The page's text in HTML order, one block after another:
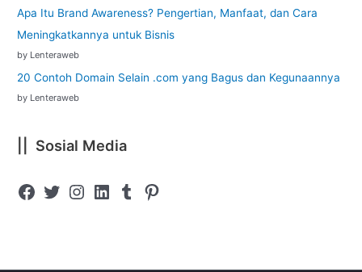
Apa Itu Brand Awareness? Pengertian, Manfaat, dan Cara
Meningkatkannya untuk Bisnis
by Lenteraweb
20 Contoh Domain Selain .com yang Bagus dan Kegunaannya
by Lenteraweb
|| Sosial Media